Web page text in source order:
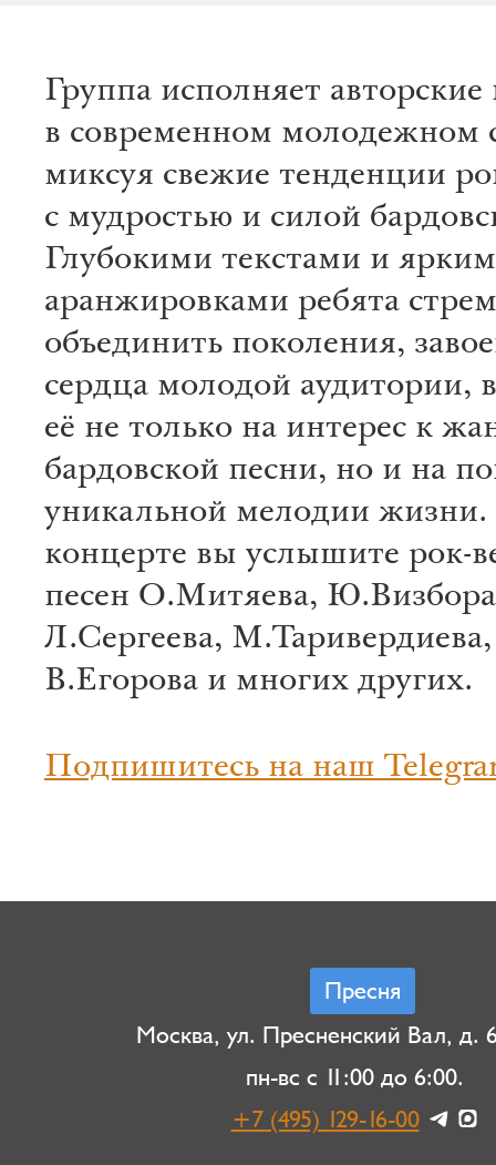
Группа исполняет авторские
в современном молодежном
миксуя свежие тенденции
с мудростью и силой
Глубокими текстами и
аранжировками ребята
объединить поколения,
сердца молодой аудитории,
её не только на интерес к
бардовской песни, но и на
уникальной мелодии
концерте вы услышите рок-
песен О.Митяева,
Л.Сергеева,
В.Егорова и многих других.
Подпишитесь на наш
Пресня
Москва, ул. Пресненский Вал, д.
пн-вс с 11:00 до 6:00.
+7 (495) 129-16-00